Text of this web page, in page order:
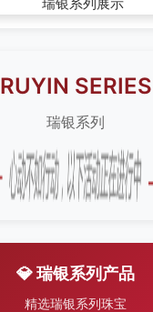
RUYIN SERIES
瑞银系列
💎 瑞银系列产品
精选瑞银系列珠宝